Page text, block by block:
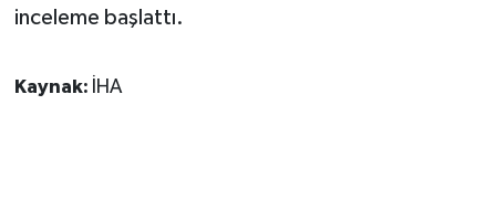
inceleme başlattı.
Kaynak: İHA
MAGAZİN